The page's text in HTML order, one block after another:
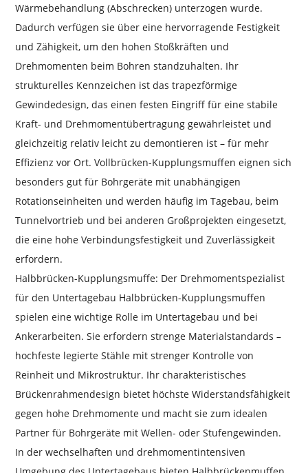
Wärmebehandlung (Abschrecken) unterzogen wurde.
Dadurch verfügen sie über eine hervorragende Festigkeit
und Zähigkeit, um den hohen Stoßkräften und
Drehmomenten beim Bohren standzuhalten. Ihr
strukturelles Kennzeichen ist das trapezförmige
Gewindedesign, das einen festen Eingriff für eine stabile
Kraft- und Drehmomentübertragung gewährleistet und
gleichzeitig relativ leicht zu demontieren ist – für mehr
Effizienz vor Ort. Vollbrücken-Kupplungsmuffen eignen sich
besonders gut für Bohrgeräte mit unabhängigen
Rotationseinheiten und werden häufig im Tagebau, beim
Tunnelvortrieb und bei anderen Großprojekten eingesetzt,
die eine hohe Verbindungsfestigkeit und Zuverlässigkeit
erfordern.
Halbbrücken-Kupplungsmuffe: Der Drehmomentspezialist
für den Untertagebau Halbbrücken-Kupplungsmuffen
spielen eine wichtige Rolle im Untertagebau und bei
Ankerarbeiten. Sie erfordern strenge Materialstandards –
hochfeste legierte Stähle mit strenger Kontrolle von
Reinheit und Mikrostruktur. Ihr charakteristisches
Brückenrahmendesign bietet höchste Widerstandsfähigkeit
gegen hohe Drehmomente und macht sie zum idealen
Partner für Bohrgeräte mit Wellen- oder Stufengewinden.
In der wechselhaften und drehmomentintensiven